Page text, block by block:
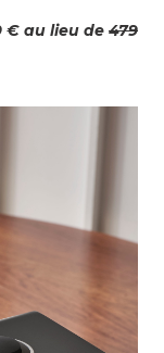
€ au lieu de 479